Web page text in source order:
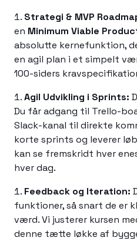
Strategi & MVP
en Minimum Viable
absolutte kernefunktion,
en agil plan i et simpelt
100-siders
Agil Udvikling i Sprints:
Du får adgang til Trello-
Slack-kanal til direkte
korte sprints og leverer
kan se fremskridt hver
hver dag.
Feedback og Iteration:
funktioner, så snart de er
værd. Vi justerer kursen
denne tætte løkke af